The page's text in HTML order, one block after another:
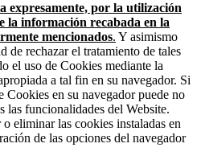
expresamente, por la utilización
la información recabada en la
mencionados. Y asimismo
de rechazar el tratamiento de tales
el uso de Cookies mediante la
a tal fin en su navegador. Si
Cookies en su navegador puede no
las funcionalidades del Website.
eliminar las cookies instaladas en
de las opciones del navegador